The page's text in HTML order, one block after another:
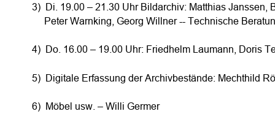
3)  Di. 19.00 – 21.30 Uhr Bildarchiv: Matthias
Peter Warnking, Georg Willner -- Technische
4)  Do. 16.00 – 19.00 Uhr: Friedhelm Laumann, Doris
5)  Digitale Erfassung der Archivbestände: Mechthild
6)  Möbel usw. – Willi Germer